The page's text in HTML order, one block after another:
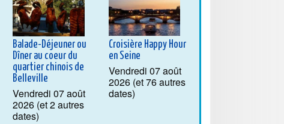
Balade-Déjeuner ou
Dîner au coeur du
quartier chinois de
Belleville
Vendredi 07 août
2026 (et 2 autres
dates)
Croisière Happy Hour
en Seine
Vendredi 07 août
2026 (et 76 autres
dates)